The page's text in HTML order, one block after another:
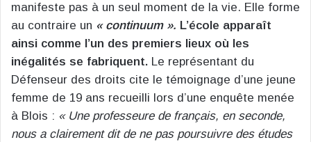
manifeste pas à un seul moment de la vie. Elle forme
au contraire un « continuum ». L’école apparaît
ainsi comme l’un des premiers lieux où les
inégalités se fabriquent. Le représentant du
Défenseur des droits cite le témoignage d’une jeune
femme de 19 ans recueilli lors d’une enquête menée
à Blois : « Une professeure de français, en seconde,
nous a clairement dit de ne pas poursuivre des études